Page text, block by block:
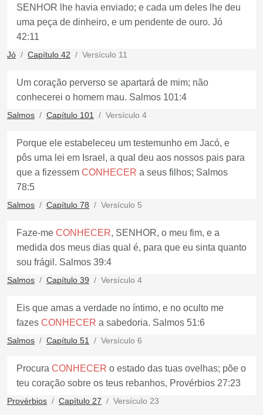
SENHOR lhe havia enviado; e cada um deles lhe deu
uma peça de dinheiro, e um pendente de ouro. Jó
42:11
Jó Capítulo 42 Versículo 11
Um coração perverso se apartará de mim; não
conhecerei o homem mau. Salmos 101:4
Salmos Capítulo 101 Versículo 4
Porque ele estabeleceu um testemunho em Jacó, e
pôs uma lei em Israel, a qual deu aos nossos pais para
que a fizessem CONHECER a seus filhos; Salmos
78:5
Salmos Capítulo 78 Versículo 5
Faze-me CONHECER, SENHOR, o meu fim, e a
medida dos meus dias qual é, para que eu sinta quanto
sou frágil. Salmos 39:4
Salmos Capítulo 39 Versículo 4
Eis que amas a verdade no íntimo, e no oculto me
fazes CONHECER a sabedoria. Salmos 51:6
Salmos Capítulo 51 Versículo 6
Procura CONHECER o estado das tuas ovelhas; põe o
teu coração sobre os teus rebanhos, Provérbios 27:23
Provérbios Capítulo 27 Versículo 23